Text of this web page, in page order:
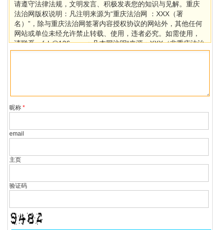
请遵守法律法规，文明发言、积极发表您的知识与见解。重庆
法治网版权说明：凡注明来源为“重庆法治网 ：XXX（署
名）”，除与重庆法治网签署内容授权协议的网站外，其他任何
网站或单位未经允许禁止转载、使用，违者必究。如需使用，
请联系cqfzb@126.com；凡本网注明“来源：XXX（非重庆法治
网）”的作品，均转载自其它媒体，目的在于传播更多信息，其
昵称*
email
主页
验证码